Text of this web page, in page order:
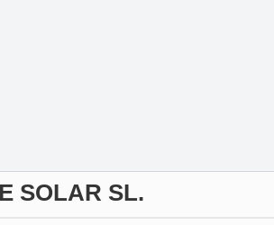
SOLAR SL.